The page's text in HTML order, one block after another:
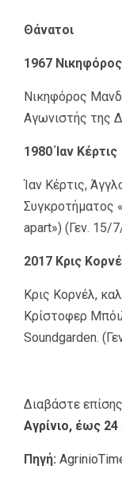
Θάνατοι
1967
Νικηφόρος
Αγωνιστής της
1980 Ίαν Κέρτις
Ίαν Κέρτις,
Συγκροτήματος «
apart») (Γεν. 15/
2017 Κρις
Κρις Κορνέλ,
Κρίστοφερ
Soundgarden.
Διαβάστε
Αγρίνιο, έως
Πηγή: